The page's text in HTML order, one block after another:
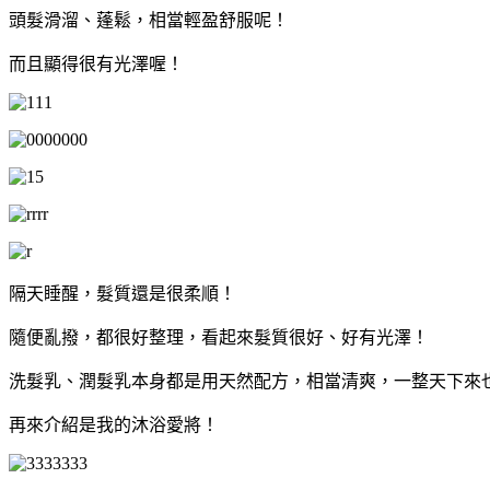
頭髮滑溜、蓬鬆，相當輕盈舒服呢！
而且顯得很有光澤喔！
隔天睡醒，髮質還是很柔順！
隨便亂撥，都很好整理，看起來髮質很好、好有光澤！
洗髮乳、潤髮乳本身都是用天然配方，相當清爽，一整天下來
再來介紹是我的沐浴愛將！